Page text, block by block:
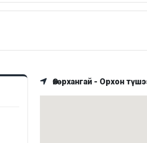
Өвөрхангай - Орхон